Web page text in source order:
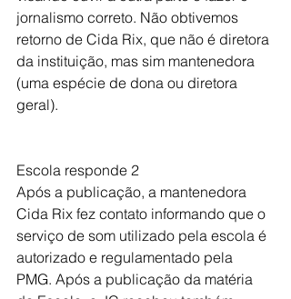
jornalismo correto. Não obtivemos
retorno de Cida Rix, que não é diretora
da instituição, mas sim mantenedora
(uma espécie de dona ou diretora
geral).
Escola responde 2
Após a publicação, a mantenedora
Cida Rix fez contato informando que o
serviço de som utilizado pela escola é
autorizado e regulamentado pela
PMG. Após a publicação da matéria